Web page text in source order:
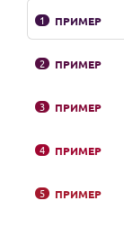
1 ПРИМЕР
2 ПРИМЕР
3 ПРИМЕР
4 ПРИМЕР
5 ПРИМЕР